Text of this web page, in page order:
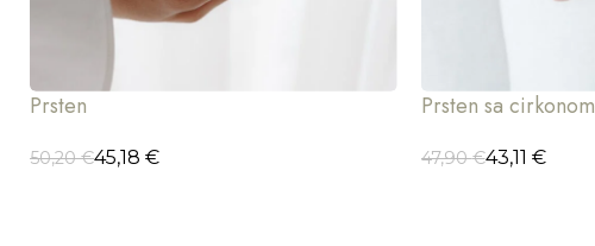
Prsten
50,20€45,18 €
Prsten sa cirkonom
47,90€43,11 €